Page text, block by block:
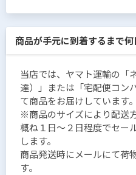
商品が手元に到着するまで
当店では、ヤマト運輸の「
達）」または「宅配便コン
て商品をお届けしています。
※商品のサイズにより配送
概ね１日〜２日程度でセー
します。
商品発送時にメールにて荷
す。